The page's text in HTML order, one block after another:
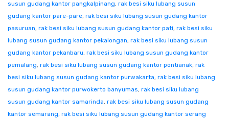
susun gudang kantor pangkalpinang, rak besi siku lubang susun
gudang kantor pare-pare, rak besi siku lubang susun gudang kantor
pasuruan, rak besi siku lubang susun gudang kantor pati, rak besi siku
lubang susun gudang kantor pekalongan, rak besi siku lubang susun
gudang kantor pekanbaru, rak besi siku lubang susun gudang kantor
pemalang, rak besi siku lubang susun gudang kantor pontianak, rak
besi siku lubang susun gudang kantor purwakarta, rak besi siku lubang
susun gudang kantor purwokerto banyumas, rak besi siku lubang
susun gudang kantor samarinda, rak besi siku lubang susun gudang
kantor semarang, rak besi siku lubang susun gudang kantor serang